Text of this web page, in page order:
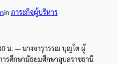
in ภาระกิจผู้บริหาร
น. — นางจารุวรรณ บุญโต ผู้
รศึกษามัธยมศึกษาอุบลราชธานี